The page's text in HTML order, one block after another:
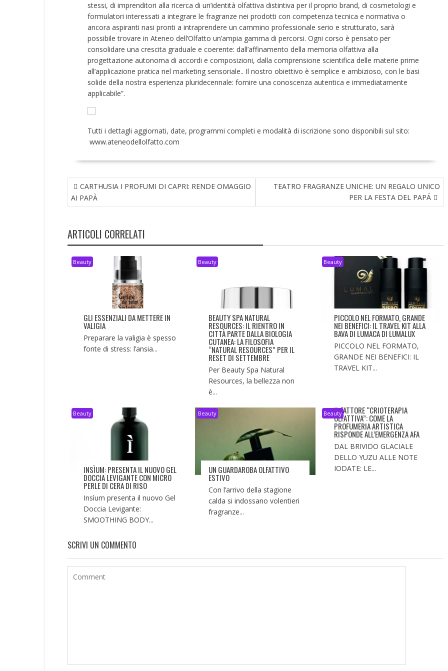
stessi, di imprenditori alla ricerca di un’identità olfattiva distintiva per il proprio brand, di cosmetologi e
formulatori interessati a integrare le fragranze nei prodotti con competenza tecnica e normativa o
ancora aspiranti nasi pronti a intraprendere un cammino professionale serio e strutturato, sarà
possibile trovare in Ateneo dell’Olfatto un’ampia gamma di percorsi. Ogni corso è pensato per
consolidare una crescita graduale e coerente: dall’affinamento della memoria olfattiva alla
progettazione autonoma di accordi e composizioni, dalla comprensione scientifica delle materie prime
all’applicazione pratica nel marketing sensoriale.. Il nostro obiettivo è semplice e ambizioso, con le basi
solide della nostra esperienza pluridecennale: fornire una conoscenza autentica e immediatamente
applicabile”.
Tutti i dettagli aggiornati, date, programmi completi e modalità di iscrizione sono disponibili sul sito:
www.ateneodellolfatto.com
NAVIGAZIONE
ARTICOLI
CARTHUSIA I PROFUMI DI CAPRI: RENDE OMAGGIO
AI PAPÀ
TEATRO FRAGRANZE UNICHE: UN REGALO UNICO
PER LA FESTA DEL PAPÁ
ARTICOLI CORRELATI
Beauty
GLI ESSENZIALI DA METTERE IN
VALIGIA
Preparare la valigia è spesso
fonte di stress: l’ansia...
Beauty
BEAUTY SPA NATURAL
RESOURCES: IL RIENTRO IN
CITTÀ PARTE DALLA BIOLOGIA
CUTANEA: LA FILOSOFIA
“NATURAL RESOURCES” PER IL
RESET DI SETTEMBRE
Per Beauty Spa Natural
Resources, la bellezza non
è...
Beauty
PICCOLO NEL FORMATO, GRANDE
NEI BENEFICI: IL TRAVEL KIT ALLA
BAVA DI LUMACA DI LUMALUX
PICCOLO NEL FORMATO,
GRANDE NEI BENEFICI: IL
TRAVEL KIT...
Beauty
INSÌUM: PRESENTA IL NUOVO GEL
DOCCIA LEVIGANTE CON MICRO
PERLE DI CERA DI RISO
Insìum presenta il nuovo Gel
Doccia Levigante:
SMOOTHING BODY...
Beauty
UN GUARDAROBA OLFATTIVO
ESTIVO
Con l’arrivo della stagione
calda si indossano volentieri
fragranze...
BeautyIL FATTORE “CRIOTERAPIA
OLFATTIVA”: COME LA
PROFUMERIA ARTISTICA
RISPONDE ALL’EMERGENZA AFA
DAL BRIVIDO GLACIALE
DELLO YUZU ALLE NOTE
IODATE: LE...
SCRIVI UN COMMENTO